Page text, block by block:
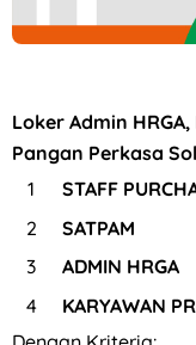
Loker Admin
Pangan Perkasa
STAFF
SATPAM
ADMIN HRGA
KARYAWAN